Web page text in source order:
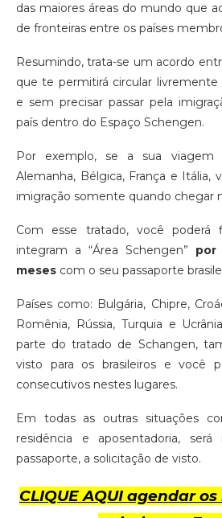
das maiores áreas do mundo que
de fronteiras entre os países
Resumindo, trata-se um acordo
que te permitirá circular livremente
e sem precisar passar pela
país dentro do Espaço Schengen.
Por exemplo, se a sua viagem
Alemanha, Bélgica, França e Itália,
imigração somente quando chegar
Com esse tratado, você poderá
integram a “Área Schengen” por
meses com o seu passaporte
Países como: Bulgária, Chipre,
Romênia, Rússia, Turquia e
parte do tratado de Schangen,
visto para os brasileiros e você
consecutivos nestes lugares.
Em todas as outras situações
residência e aposentadoria, será
passaporte, a solicitação de visto.
CLIQUE AQUI agendar